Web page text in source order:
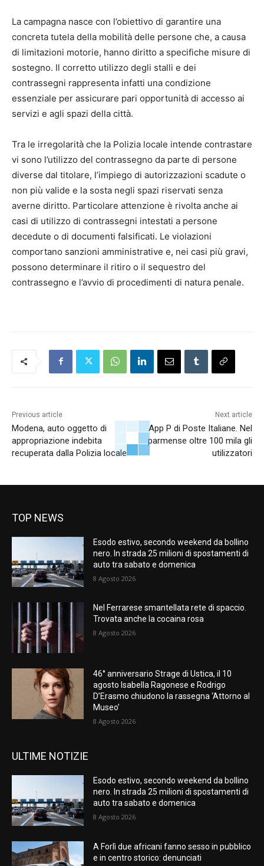
La campagna nasce con l’obiettivo di garantire una
concreta tutela della mobilità delle persone che, a causa
di limitazioni motorie, hanno diritto a specifiche misure di
sostegno. Il corretto utilizzo degli stalli e dei
contrassegni rappresenta infatti una condizione
essenziale per assicurare pari opportunità di accesso ai
servizi e agli spazi della città.
Tra le irregolarità che la Polizia locale intende contrastare
vi sono l’utilizzo del contrassegno da parte di persone
diverse dal titolare, l’impiego di autorizzazioni scadute o
non più valide e la sosta negli spazi riservati senza
averne diritto. Particolare attenzione è rivolta anche ai
casi di utilizzo di contrassegni intestati a persone
decedute o di documenti falsificati. Le violazioni
comportano sanzioni amministrative e, nei casi più gravi,
possono determinare il ritiro o il sequestro del
contrassegno e l’avvio di procedimenti di natura penale.
Previous article
Modena, auto oggetto di
appropriazione indebita
recuperata dalla Polizia locale
Next article
App P di Poste Italiane. Nel
parmense oltre 100 mila gli
utilizzatori
TOP NEWS
Esodo estivo, secondo weekend da bollino
nero. In strada 25 milioni di spostamenti di
auto tra sabato e domenica
8 Agosto 2026
Nel Ferrarese smantellata rete di spaccio.
Trovata anche la cocaina rosa
8 Agosto 2026
46° anniversario Strage di Ustica, il 10
agosto Isabella Ragonese e Rodrigo
D’Erasmo chiudono la rassegna ‘Attorno al
Museo’
8 Agosto 2026
ULTIME NOTIZIE
Esodo estivo, secondo weekend da bollino
nero. In strada 25 milioni di spostamenti di
auto tra sabato e domenica
8 Agosto 2026
A Forlì due africani fanno sesso in pubblico
e in centro storico: denunciati